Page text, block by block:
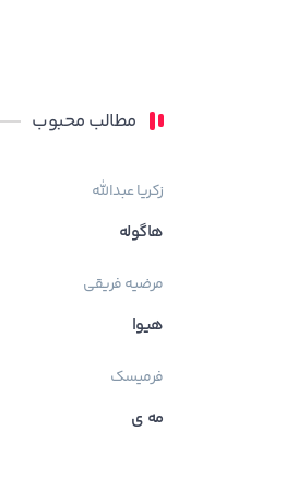
مطالب محبوب
زکریا عبدالله
هاگوله
مرضیه فریقی
هیوا
فرمیسک
مه ی